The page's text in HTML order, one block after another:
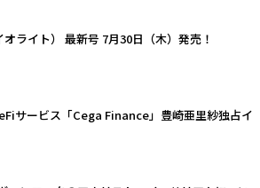
ライト） 最新号 7月30日（木）発売！
サービス「Cega Finance」豊崎亜里紗独占イ